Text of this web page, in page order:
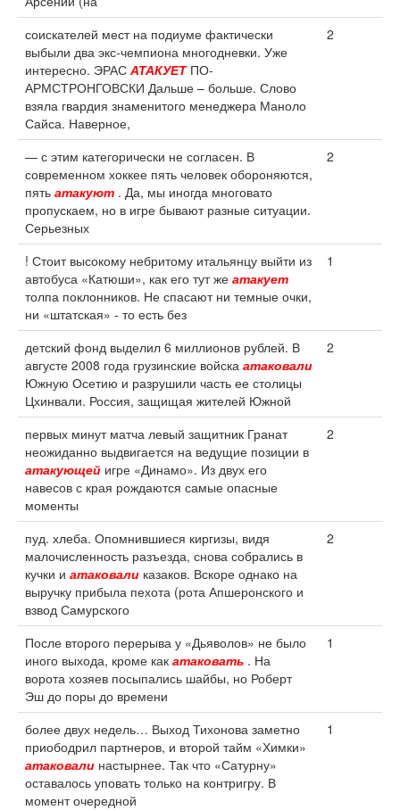
соискателей мест на подиуме фактически
выбыли два экс-чемпиона многодневки. Уже
интересно. ЭРАС АТАКУЕТПО-
АРМСТРОНГОВСКИ Дальше – больше. Слово
взяла гвардия знаменитого менеджера Маноло
Сайса. Наверное,
2
— с этим категорически не согласен. В
современном хоккее пять человек обороняются,
пять атакуют . Да, мы иногда многовато
пропускаем, но в игре бывают разные ситуации.
Серьезных
2
! Стоит высокому небритому итальянцу выйти из
автобуса «Катюши», как его тут же атакует
толпа поклонников. Не спасают ни темные очки,
ни «штатская» - то есть без
1
детский фонд выделил 6 миллионов рублей. В
августе 2008 года грузинские войска атаковали
Южную Осетию и разрушили часть ее столицы
Цхинвали. Россия, защищая жителей Южной
2
первых минут матча левый защитник Гранат
неожиданно выдвигается на ведущие позиции в
атакующей игре «Динамо». Из двух его
навесов с края рождаются самые опасные
моменты
2
пуд. хлеба. Опомнившиеся киргизы, видя
малочисленность разъезда, снова собрались в
кучки и атаковали казаков. Вскоре однако на
выручку прибыла пехота (рота Апшеронского и
взвод Самурского
2
После второго перерыва у «Дьяволов» не было
иного выхода, кроме как атаковать . На
ворота хозяев посыпались шайбы, но Роберт
Эш до поры до времени
1
более двух недель… Выход Тихонова заметно
приободрил партнеров, и второй тайм «Химки»
атаковали настырнее. Так что «Сатурну»
оставалось уповать только на контригру. В
момент очередной
1